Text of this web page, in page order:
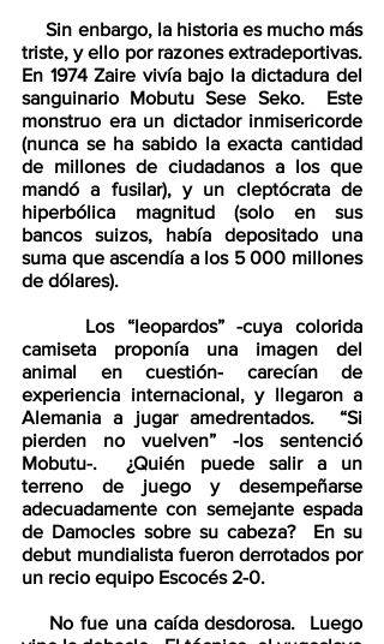
     Sin enbargo, la historia es mucho más
triste, y ello por razones extradeportivas.
En 1974 Zaire vivía bajo la dictadura del
sanguinario Mobutu Sese Seko.  Este
monstruo era un dictador inmisericorde
(nunca se ha sabido la exacta cantidad
de millones de ciudadanos a los que
mandó a fusilar), y un cleptócrata de
hiperbólica magnitud (solo en sus
bancos suizos, había depositado una
suma que ascendía a los 5 000 millones
de dólares).
camiseta proponía una imagen del
animal en cuestión- carecían de
experiencia internacional, y llegaron a
Alemania a jugar amedrentados.  “Si
pierden no vuelven” -los sentenció
Mobutu-.  ¿Quién puede salir a un
terreno de juego y desempeñarse
adecuadamente con semejante espada
de Damocles sobre su cabeza?  En su
debut mundialista fueron derrotados por
un recio equipo Escocés 2-0.